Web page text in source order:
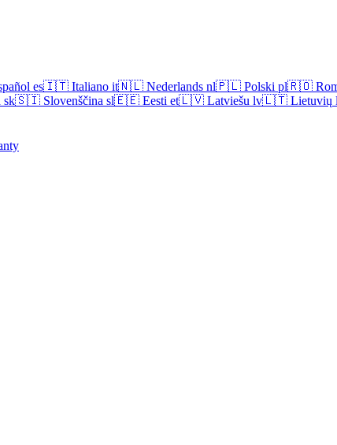
es🇮🇹 Italiano it🇳🇱 Nederlands nl🇵🇱 Polski pl🇷🇴
sk🇸🇮 Slovenščina sl🇪🇪 Eesti et🇱🇻 Latviešu lv🇱🇹 Lietuvių